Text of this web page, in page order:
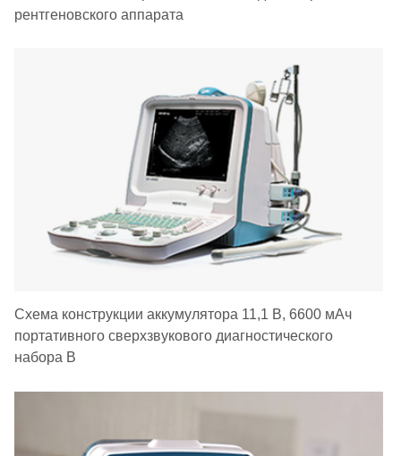
рентгеновского аппарата
Схема конструкции аккумулятора 11,1 В, 6600 мАч
портативного сверхзвукового диагностического
набора B